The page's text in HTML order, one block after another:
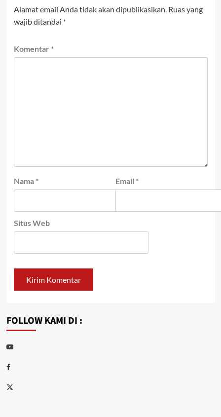
Alamat email Anda tidak akan dipublikasikan. Ruas yang
wajib ditandai *
Komentar *
Nama * Email *
Situs Web
FOLLOW KAMI DI :
Youtube
Facebook
Twitter